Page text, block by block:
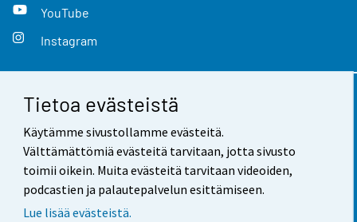
Tietoa evästeistä
Käytämme sivustollamme evästeitä.
Välttämättömiä evästeitä tarvitaan, jotta sivusto
toimii oikein. Muita evästeitä tarvitaan videoiden,
podcastien ja palautepalvelun esittämiseen.
Lue lisää evästeistä.
YouTube
Instagram
Yhteystiedot
Palaute
Käyttöehdot